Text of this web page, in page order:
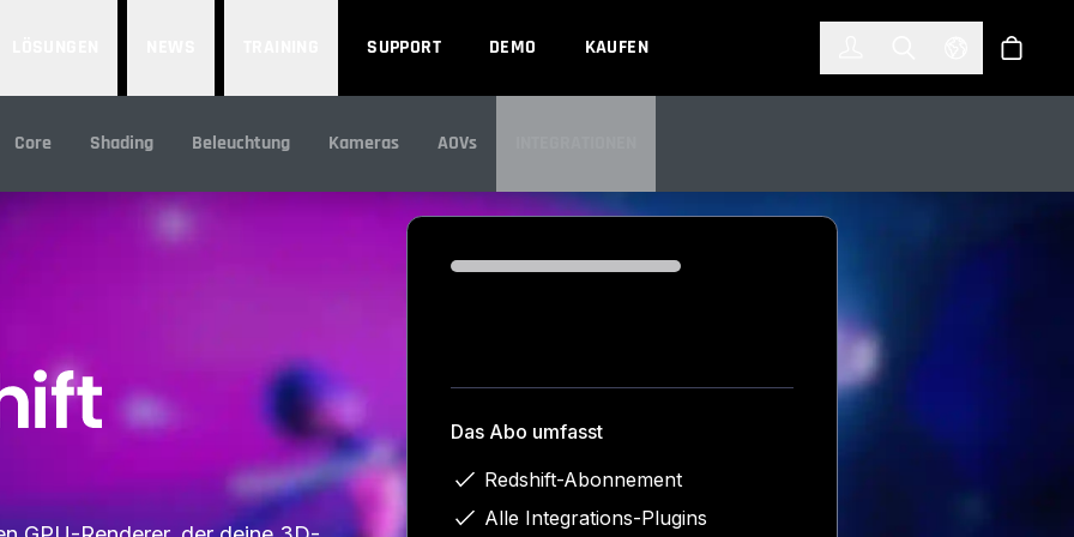
SUPPORT DEMO KAUFEN Select Shop
Core Shading Beleuchtung Kameras AOVs
INTEGRATIONEN
Loading...
Das Abo umfasst
Redshift-Abonnement
Alle Integrations-Plugins